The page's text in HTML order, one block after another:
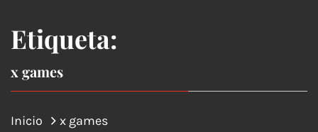
Etiqueta:
x games
Inicio x games